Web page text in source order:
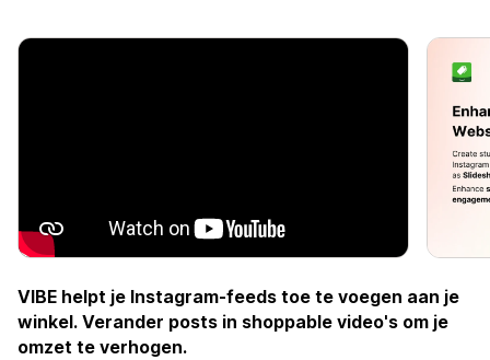
VIBE helpt je Instagram-feeds toe te voegen aan je
winkel. Verander posts in shoppable video's om je
omzet te verhogen.